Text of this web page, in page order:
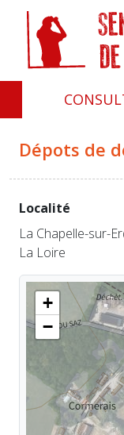
Dépots de
Localité
La Chapelle-sur-
La Loire
+
−
Panneau de